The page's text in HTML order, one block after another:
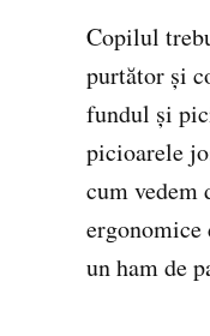
Copilul
purtător și
fundul și
picioarele
cum vedem
ergonomice
un ham de